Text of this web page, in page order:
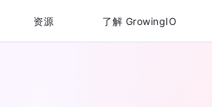
资源 了解 GrowingIO